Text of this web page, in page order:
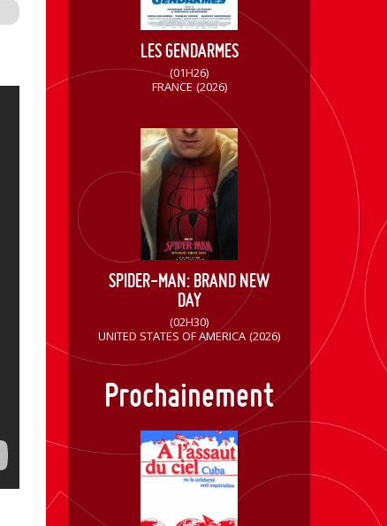
LES GENDARMES
(01H26)
FRANCE (2026)
SPIDER-MAN: BRAND NEW
DAY
(02H30)
UNITED STATES OF AMERICA (2026)
Prochainement